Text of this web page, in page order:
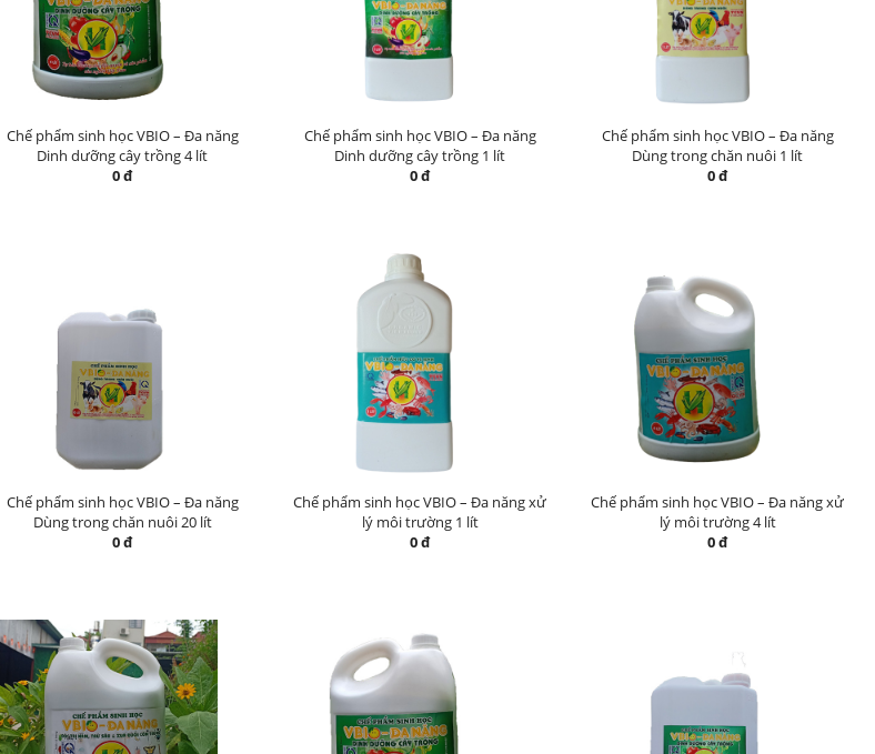
Chế phẩm sinh học VBIO – Đa năng
Dinh dưỡng cây trồng 4 lít
0 đ
Chế phẩm sinh học VBIO – Đa năng
Dinh dưỡng cây trồng 1 lít
0 đ
Chế phẩm sinh học VBIO – Đa năng
Dùng trong chăn nuôi 1 lít
0 đ
Chế phẩm sinh học VBIO – Đa năng
Dùng trong chăn nuôi 20 lít
0 đ
Chế phẩm sinh học VBIO – Đa năng xử
lý môi trường 1 lít
0 đ
Chế phẩm sinh học VBIO – Đa năng xử
lý môi trường 4 lít
0 đ